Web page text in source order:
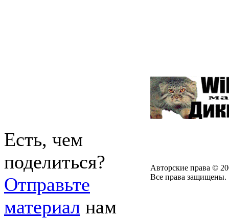
Есть, чем
поделиться?
Отправьте
материал нам
Авторские права ©
Все права защищены.